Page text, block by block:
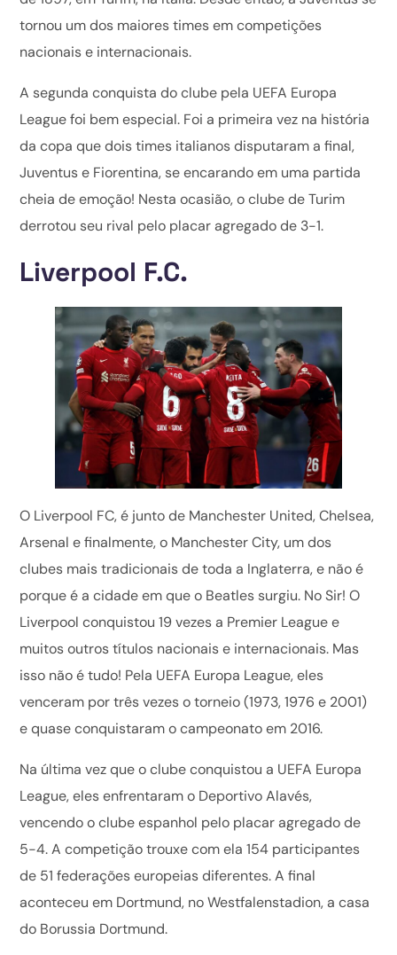
tornou um dos maiores times em competições
nacionais e internacionais.
A segunda conquista do clube pela UEFA Europa
League foi bem especial. Foi a primeira vez na história
da copa que dois times italianos disputaram a final,
Juventus e Fiorentina, se encarando em uma partida
cheia de emoção! Nesta ocasião, o clube de Turim
derrotou seu rival pelo placar agregado de 3-1.
Liverpool F.C.
O Liverpool FC, é junto de Manchester United, Chelsea,
Arsenal e finalmente, o Manchester City, um dos
clubes mais tradicionais de toda a Inglaterra, e não é
porque é a cidade em que o Beatles surgiu. No Sir! O
Liverpool conquistou 19 vezes a Premier League e
muitos outros títulos nacionais e internacionais. Mas
isso não é tudo! Pela UEFA Europa League, eles
venceram por três vezes o torneio (1973, 1976 e 2001)
e quase conquistaram o campeonato em 2016.
Na última vez que o clube conquistou a UEFA Europa
League, eles enfrentaram o Deportivo Alavés,
vencendo o clube espanhol pelo placar agregado de
5-4. A competição trouxe com ela 154 participantes
de 51 federações europeias diferentes. A final
aconteceu em Dortmund, no Westfalenstadion, a casa
do Borussia Dortmund.